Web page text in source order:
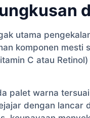
utama
komponen
C atau
palet warna
dengan lancar